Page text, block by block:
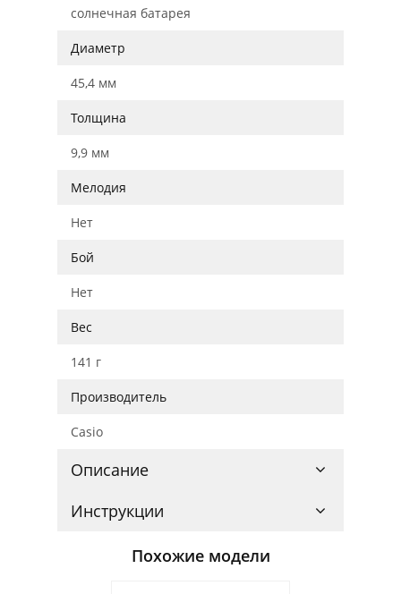
солнечная батарея
Диаметр
45,4 мм
Толщина
9,9 мм
Мелодия
Нет
Бой
Нет
Вес
141 г
Производитель
Casio
Описание
Инструкции
Похожие модели